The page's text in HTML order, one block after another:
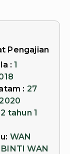
Pengajian
:1
: 27
2 tahun 1
WAN
WAN